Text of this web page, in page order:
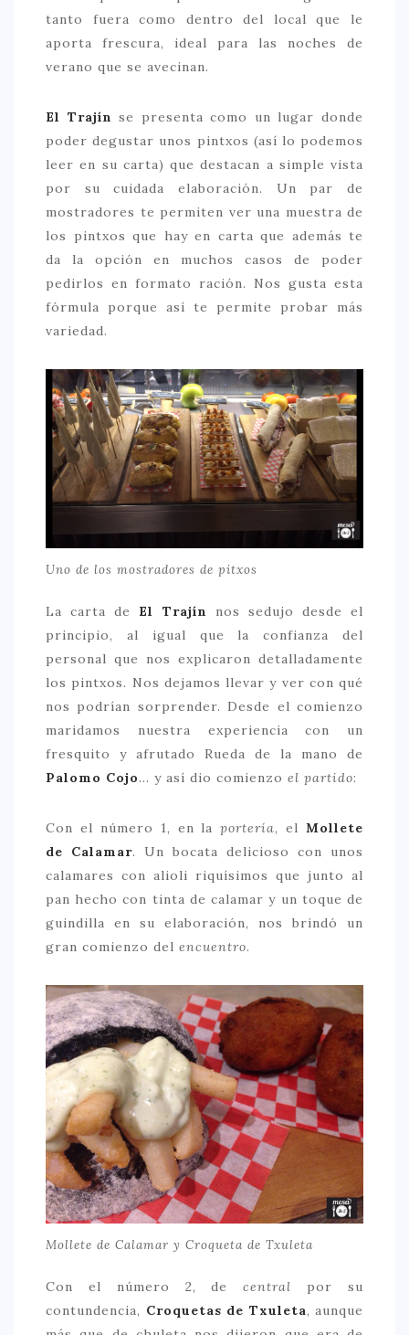
tanto fuera como dentro del local que le
aporta frescura, ideal para las noches de
verano que se avecinan.
El Trajín se presenta como un lugar donde
poder degustar unos pintxos (así lo podemos
leer en su carta) que destacan a simple vista
por su cuidada elaboración. Un par de
mostradores te permiten ver una muestra de
los pintxos que hay en carta que además te
da la opción en muchos casos de poder
pedirlos en formato ración. Nos gusta esta
fórmula porque así te permite probar más
variedad.
Uno de los mostradores de pitxos
La carta de El Trajín nos sedujo desde el
principio, al igual que la confianza del
personal que nos explicaron detalladamente
los pintxos. Nos dejamos llevar y ver con qué
nos podrían sorprender. Desde el comienzo
maridamos nuestra experiencia con un
fresquito y afrutado Rueda de la mano de
Palomo Cojo… y así dio comienzo el partido:
Con el número 1, en laportería, el Mollete
de Calamar. Un bocata delicioso con unos
calamares con alioli riquísimos que junto al
pan hecho con tinta de calamar y un toque de
guindilla en su elaboración, nos brindó un
gran comienzo del encuentro.
Mollete de Calamar y Croqueta de Txuleta
Con el número 2, decentral por su
contundencia, Croquetas de Txuleta, aunque